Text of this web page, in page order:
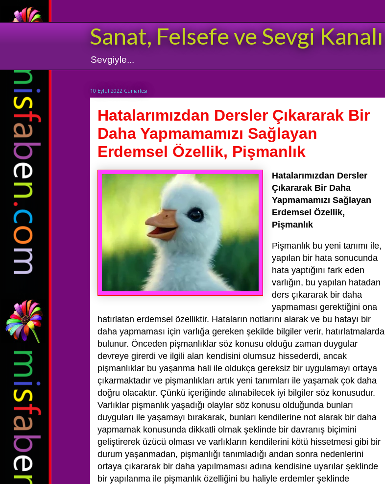
Sanat, Felsefe ve Sevgi Kanalı
Sevgiyle...
10 Eylül 2022 Cumartesi
Hatalarımızdan Dersler Çıkararak Bir
Daha Yapmamamızı Sağlayan
Erdemsel Özellik, Pişmanlık
Hatalarımızdan Dersler
Çıkararak Bir Daha
Yapmamamızı Sağlayan
Erdemsel Özellik,
Pişmanlık
Pişmanlık bu yeni tanımı ile,
yapılan bir hata sonucunda
hata yaptığını fark eden
varlığın, bu yapılan hatadan
ders çıkararak bir daha
yapmaması gerektiğini ona
hatırlatan erdemsel özelliktir. Hataların notlarını alarak ve bu hatayı bir
daha yapmaması için varlığa gereken şekilde bilgiler verir, hatırlatmalarda
bulunur. Önceden pişmanlıklar söz konusu olduğu zaman duygular
devreye girerdi ve ilgili alan kendisini olumsuz hissederdi, ancak
pişmanlıklar bu yaşanma hali ile oldukça gereksiz bir uygulamayı ortaya
çıkarmaktadır ve pişmanlıkları artık yeni tanımları ile yaşamak çok daha
doğru olacaktır. Çünkü içeriğinde alınabilecek iyi bilgiler söz konusudur.
Varlıklar pişmanlık yaşadığı olaylar söz konusu olduğunda bunları
duyguları ile yaşamayı bırakarak, bunları kendilerine not alarak bir daha
yapmamak konusunda dikkatli olmak şeklinde bir davranış biçimini
geliştirerek üzücü olması ve varlıkların kendilerini kötü hissetmesi gibi bir
durum yaşanmadan, pişmanlığı tanımladığı andan sonra nedenlerini
ortaya çıkararak bir daha yapılmaması adına kendisine uyarılar şeklinde
bir yapılanma ile pişmanlık özelliğini bu haliyle erdemler şeklinde